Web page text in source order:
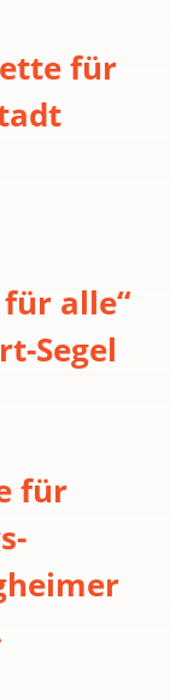
für
alle“
Segel
für